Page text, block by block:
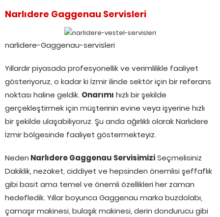
Narlıdere Gaggenau Servisleri
narlidere-Gaggenau-servisleri
Yıllardır piyasada profesyonellik ve verimlilikle faaliyet
gösteriyoruz, o kadar ki İzmir ilinde sektör için bir referans
noktası haline geldik. Onarımı hızlı bir şekilde
gerçekleştirmek için müşterinin evine veya işyerine hızlı
bir şekilde ulaşabiliyoruz. Şu anda ağırlıklı olarak Narlıdere
İzmir bölgesinde faaliyet göstermekteyiz.
Neden Narlıdere Gaggenau ServisimiziSeçmelisiniz
Dakiklik, nezaket, ciddiyet ve hepsinden önemlisi şeffaflık
gibi basit ama temel ve önemli özellikleri her zaman
hedefledik. Yıllar boyunca Gaggenau marka buzdolabı,
çamaşır makinesi, bulaşık makinesi, derin dondurucu gibi